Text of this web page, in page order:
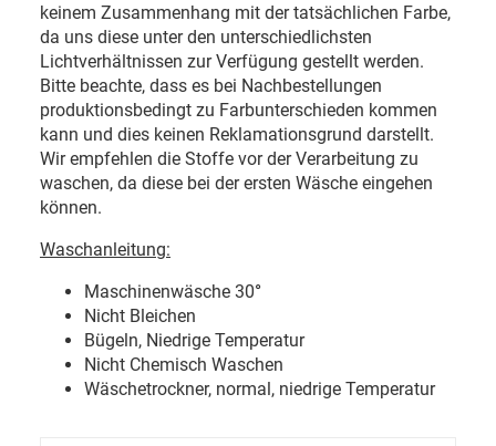
keinem Zusammenhang mit der tatsächlichen Farbe,
da uns diese unter den unterschiedlichsten
Lichtverhältnissen zur Verfügung gestellt werden.
Bitte beachte, dass es bei Nachbestellungen
produktionsbedingt zu Farbunterschieden kommen
kann und dies keinen Reklamationsgrund darstellt.
Wir empfehlen die Stoffe vor der Verarbeitung zu
waschen, da diese bei der ersten Wäsche eingehen
können.
Waschanleitung:
Maschinenwäsche 30°
Nicht Bleichen
Bügeln, Niedrige Temperatur
Nicht Chemisch Waschen
Wäschetrockner, normal, niedrige Temperatur